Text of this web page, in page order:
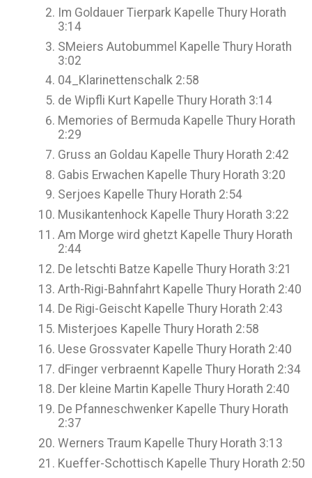
Im Goldauer Tierpark Kapelle Thury Horath
3:14
SMeiers Autobummel Kapelle Thury Horath
3:02
04_Klarinettenschalk 2:58
de Wipfli Kurt Kapelle Thury Horath 3:14
Memories of Bermuda Kapelle Thury Horath
2:29
Gruss an Goldau Kapelle Thury Horath 2:42
Gabis Erwachen Kapelle Thury Horath 3:20
Serjoes Kapelle Thury Horath 2:54
Musikantenhock Kapelle Thury Horath 3:22
Am Morge wird ghetzt Kapelle Thury Horath
2:44
De letschti Batze Kapelle Thury Horath 3:21
Arth-Rigi-Bahnfahrt Kapelle Thury Horath 2:40
De Rigi-Geischt Kapelle Thury Horath 2:43
Misterjoes Kapelle Thury Horath 2:58
Uese Grossvater Kapelle Thury Horath 2:40
dFinger verbraennt Kapelle Thury Horath 2:34
Der kleine Martin Kapelle Thury Horath 2:40
De Pfanneschwenker Kapelle Thury Horath
2:37
Werners Traum Kapelle Thury Horath 3:13
Kueffer-Schottisch Kapelle Thury Horath 2:50